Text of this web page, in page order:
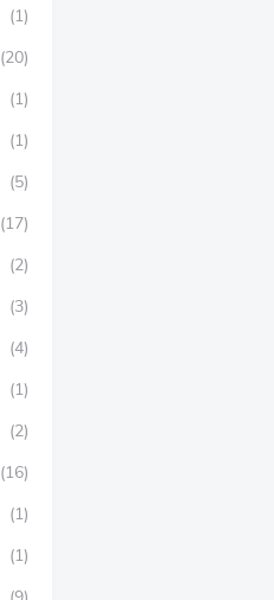
(1)
(20)
(1)
(1)
(5)
(17)
(2)
(3)
(4)
(1)
(2)
(16)
(1)
(1)